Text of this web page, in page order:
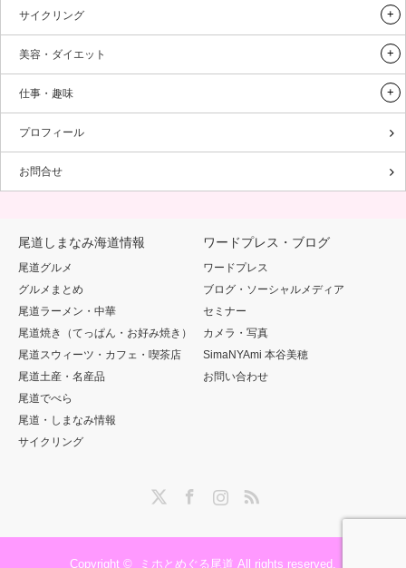
サイクリング
美容・ダイエット
仕事・趣味
プロフィール
お問合せ
尾道しまなみ海道情報
尾道グルメ
グルメまとめ
尾道ラーメン・中華
尾道焼き（てっぱん・お好み焼き）
尾道スウィーツ・カフェ・喫茶店
尾道土産・名産品
尾道でべら
尾道・しまなみ情報
サイクリング
ワードプレス・ブログ
ワードプレス
ブログ・ソーシャルメディア
セミナー
カメラ・写真
SimaNYAmi 本谷美穂
お問い合わせ
InstagramRSS
Copyright © ミホとめぐる尾道 All rights reserved.